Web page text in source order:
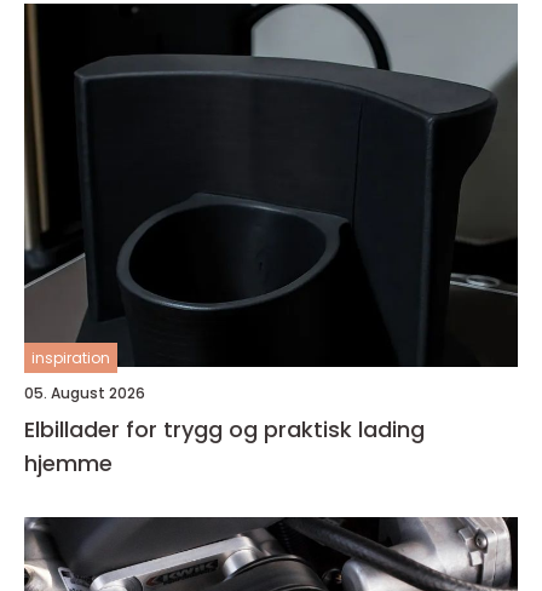
inspiration
05. August 2026
Elbillader for trygg og praktisk lading
hjemme